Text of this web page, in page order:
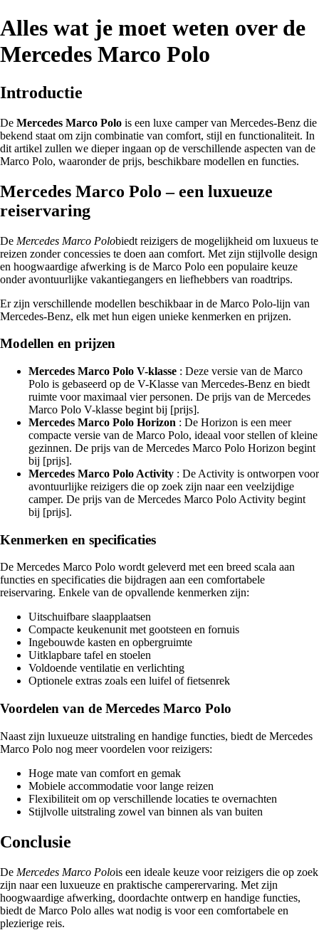
Alles wat je moet weten over de
Mercedes Marco Polo
Introductie
De Mercedes Marco Polo is een luxe camper van Mercedes-Benz die
bekend staat om zijn combinatie van comfort, stijl en functionaliteit. In
dit artikel zullen we dieper ingaan op de verschillende aspecten van de
Marco Polo, waaronder de prijs, beschikbare modellen en functies.
Mercedes Marco Polo – een luxueuze
reiservaring
De Mercedes Marco Polobiedt reizigers de mogelijkheid om luxueus te
reizen zonder concessies te doen aan comfort. Met zijn stijlvolle design
en hoogwaardige afwerking is de Marco Polo een populaire keuze
onder avontuurlijke vakantiegangers en liefhebbers van roadtrips.
Er zijn verschillende modellen beschikbaar in de Marco Polo-lijn van
Mercedes-Benz, elk met hun eigen unieke kenmerken en prijzen.
Modellen en prijzen
Mercedes Marco Polo V-klasse : Deze versie van de Marco
Polo is gebaseerd op de V-Klasse van Mercedes-Benz en biedt
ruimte voor maximaal vier personen. De prijs van de Mercedes
Marco Polo V-klasse begint bij [prijs].
Mercedes Marco Polo Horizon : De Horizon is een meer
compacte versie van de Marco Polo, ideaal voor stellen of kleine
gezinnen. De prijs van de Mercedes Marco Polo Horizon begint
bij [prijs].
Mercedes Marco Polo Activity : De Activity is ontworpen voor
avontuurlijke reizigers die op zoek zijn naar een veelzijdige
camper. De prijs van de Mercedes Marco Polo Activity begint
bij [prijs].
Kenmerken en specificaties
De Mercedes Marco Polo wordt geleverd met een breed scala aan
functies en specificaties die bijdragen aan een comfortabele
reiservaring. Enkele van de opvallende kenmerken zijn:
Uitschuifbare slaapplaatsen
Compacte keukenunit met gootsteen en fornuis
Ingebouwde kasten en opbergruimte
Uitklapbare tafel en stoelen
Voldoende ventilatie en verlichting
Optionele extras zoals een luifel of fietsenrek
Voordelen van de Mercedes Marco Polo
Naast zijn luxueuze uitstraling en handige functies, biedt de Mercedes
Marco Polo nog meer voordelen voor reizigers:
Hoge mate van comfort en gemak
Mobiele accommodatie voor lange reizen
Flexibiliteit om op verschillende locaties te overnachten
Stijlvolle uitstraling zowel van binnen als van buiten
Conclusie
De Mercedes Marco Polois een ideale keuze voor reizigers die op zoek
zijn naar een luxueuze en praktische camperervaring. Met zijn
hoogwaardige afwerking, doordachte ontwerp en handige functies,
biedt de Marco Polo alles wat nodig is voor een comfortabele en
plezierige reis.